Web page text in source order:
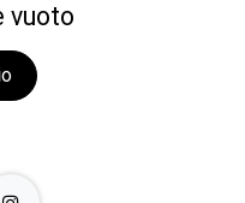
vuoto